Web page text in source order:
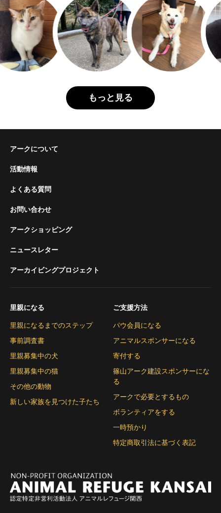
もっと見る
アークについて
活動情報
よくある質問
お問い合わせ
アークショッピング
ニュースレター
アーカイビングプロジェクト
里親になる
里親になるまでのステップ
事前調査書
里親募集中の犬
里親募集中の猫
その他の動物
新しい家族を見つけた子たち
ご支援方法
パウ会員になる
アニマルスポンサーになる
寄付する
篠山アーク建設スポンサーにな
る
アークで必要とするもの
ボランティアをする
一時預かり
特定商取引法に基づく表記